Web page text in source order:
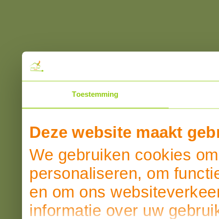
Toestemming
Deze website maakt
We gebruiken cookies
personaliseren, om
en om ons
informatie over uw